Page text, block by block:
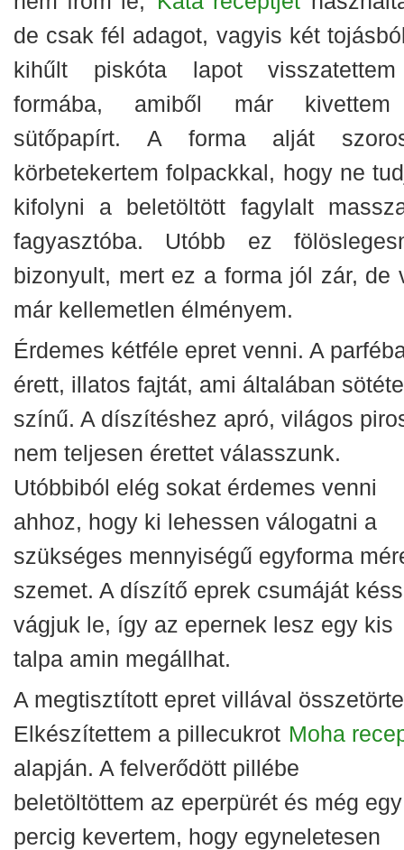
de csak fél adagot, vagyis két
kihűlt piskóta lapot
formába, amiből már
sütőpapírt. A forma alját
körbetekertem folpackkal, hogy ne
kifolyni a beletöltött fagylalt
fagyasztóba. Utóbb ez
bizonyult, mert ez a forma jól zár, de
már kellemetlen élményem.
Érdemes kétféle epret venni. A
érett, illatos fajtát, ami általában
színű. A díszítéshez apró, világos
nem teljesen érettet válasszunk.
Utóbbiból elég sokat érdemes venni
ahhoz, hogy ki lehessen válogatni a
szükséges mennyiségű egyforma
szemet. A díszítő eprek csumáját
vágjuk le, így az epernek lesz egy kis
talpa amin megállhat.
A megtisztított epret villával
Elkészítettem a pillecukrot Moha
alapján. A felverődött pillébe
beletöltöttem az eperpürét és még egy
percig kevertem, hogy egyneletesen